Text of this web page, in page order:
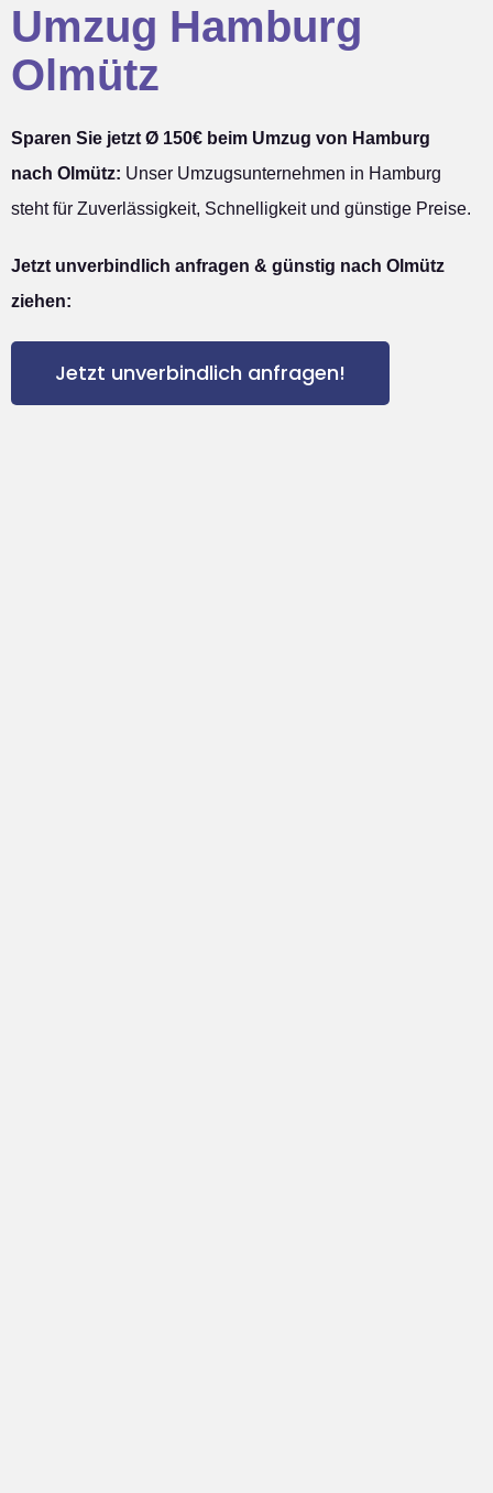
Umzug Hamburg
Olmütz
Sparen Sie jetzt Ø 150€ beim Umzug von Hamburg
nach Olmütz: Unser Umzugsunternehmen in Hamburg
steht für Zuverlässigkeit, Schnelligkeit und günstige Preise.
Jetzt unverbindlich anfragen & günstig nach Olmütz
ziehen:
Jetzt unverbindlich anfragen!